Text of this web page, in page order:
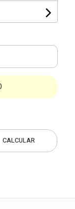
CALCULAR